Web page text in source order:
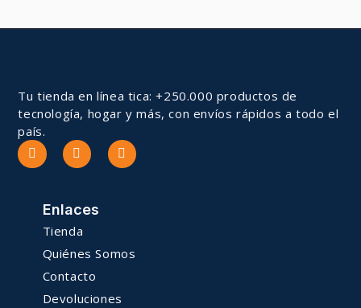
Tu tienda en línea tica: +250.000 productos de
tecnología, hogar y más, con envíos rápidos a todo el
país.
Enlaces
Tienda
Quiénes Somos
Contacto
Devoluciones